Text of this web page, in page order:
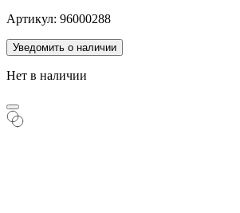
Артикул: 96000288
Уведомить о наличии
Нет в наличии